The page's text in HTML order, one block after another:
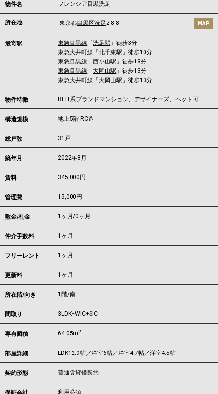
物件名 フレンシア目黒洗足
所在地 東京都目黒区洗足2-8-8 MAP
最寄駅 東急目黒線 「洗足駅 」徒歩3分
東急大井町線 「北千束駅 」徒歩10分
東急目黒線 「西小山駅 」徒歩13分
東急目黒線 「 大岡山駅 」徒歩13分
東急大井町線 「 大岡山駅 」徒歩13分
物件特徴 REIT系ブランドマンション、デザイナーズ、ペット可
構造規模 地上5階 RC造
総戸数 31戸
築年月 2022年8月
賃料 345,000 円
管理費 15,000円
敷金/礼金 1ヶ月/0ヶ月
仲介手数料 1ヶ月
フリーレント 1ヶ月
更新料 1ヶ月
所在階/向き 1階/南
間取り 3LDK+WIC+SIC
専有面積 64.05m2
部屋詳細 LDK12.9帖／洋室6帖／洋室4.7帖／洋室4.5帖
契約形態 普通賃貸借契約
利用必須